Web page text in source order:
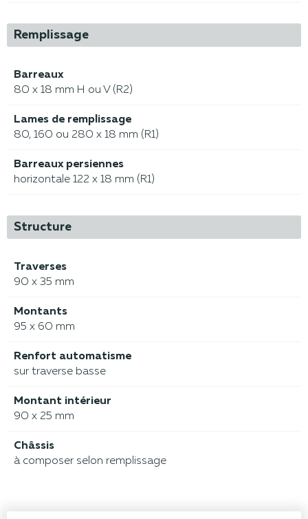
Remplissage
Barreaux
80 x 18 mm H ou V (R2)
Lames de remplissage
80, 160 ou 280 x 18 mm (R1)
Barreaux persiennes
horizontale 122 x 18 mm (R1)
Structure
Traverses
90 x 35 mm
Montants
95 x 60 mm
Renfort automatisme
sur traverse basse
Montant intérieur
90 x 25 mm
Châssis
à composer selon remplissage